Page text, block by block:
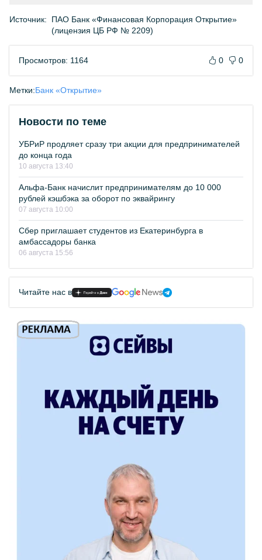
Источник:
ПАО Банк «Финансовая Корпорация Открытие»
(лицензия ЦБ РФ № 2209)
Просмотров: 1164 0 0
Метки:Банк «Открытие»
Новости по теме
УБРиР продляет сразу три акции для предпринимателей
до конца года
10 августа 13:40
Альфа-Банк начислит предпринимателям до 10 000
рублей кэшбэка за оборот по эквайрингу
07 августа 10:00
Сбер приглашает студентов из Екатеринбурга в
амбассадоры банка
06 августа 15:56
Читайте нас в